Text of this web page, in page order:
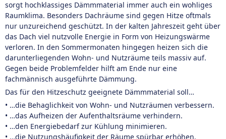
sorgt hochklassiges Dämmmaterial immer auch ein wohliges
Raumklima. Besonders Dachräume sind gegen Hitze oftmals
nur unzureichend geschützt. In der kalten Jahreszeit geht über
das Dach viel nutzvolle Energie in Form von Heizungswärme
verloren. In den Sommermonaten hingegen heizen sich die
darunterliegenden Wohn- und Nutzräume teils massiv auf.
Gegen beide Problemfelder hilft am Ende nur eine
fachmännisch ausgeführte Dämmung.
Das für den Hitzeschutz geeignete Dämmmaterial soll…
• …die Behaglichkeit von Wohn- und Nutzräumen verbessern.
• …das Aufheizen der Aufenthaltsräume verhindern.
• …den Energiebedarf zur Kühlung minimieren.
• …die Nutzungshäufigkeit der Räume spürbar erhöhen.